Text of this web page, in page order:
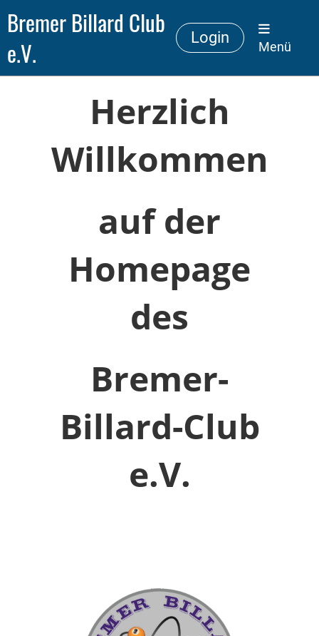
Bremer Billard Club
e.V.
Login
Menü
Herzlich
Willkommen
auf der
Homepage
des
Bremer-
Billard-Club
e.V.